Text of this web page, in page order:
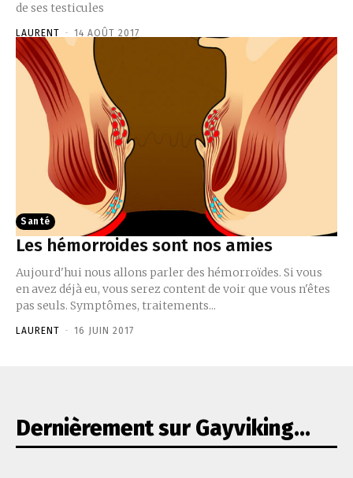
de ses testicules
LAURENT - 14 AOÛT 2017
Santé
Les hémorroides sont nos amies
Aujourd'hui nous allons parler des hémorroïdes. Si vous
en avez déjà eu, vous serez content de voir que vous n'êtes
pas seuls. Symptômes, traitements...
LAURENT - 16 JUIN 2017
Dernièrement sur Gayviking...